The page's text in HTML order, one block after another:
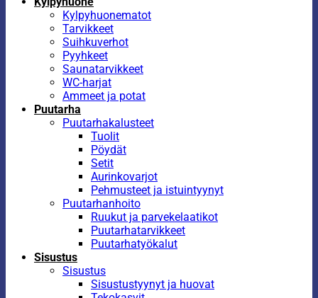
Kylpyhuonematot
Tarvikkeet
Suihkuverhot
Pyyhkeet
Saunatarvikkeet
WC-harjat
Ammeet ja potat
Puutarha
Puutarhakalusteet
Tuolit
Pöydät
Setit
Aurinkovarjot
Pehmusteet ja istuintyynyt
Puutarhanhoito
Ruukut ja parvekelaatikot
Puutarhatarvikkeet
Puutarhatyökalut
Sisustus
Sisustus
Sisustustyynyt ja huovat